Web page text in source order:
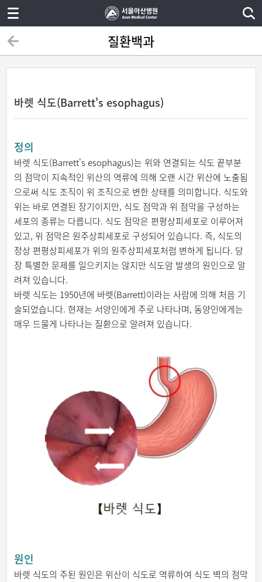
질환백과
바렛 식도(Barrett's esophagus)
정의
바렛 식도(Barrett's esophagus)는 위와 연결되는 식도 끝부분
의 점막이 지속적인 위산의 역류에 의해 오랜 시간 위산에 노출됨
으로써 식도 조직이 위 조직으로 변한 상태를 의미합니다. 식도와
위는 바로 연결된 장기이지만, 식도 점막과 위 점막을 구성하는
세포의 종류는 다릅니다. 식도 점막은 편평상피세포로 이루어져
있고, 위 점막은 원주상피세포로 구성되어 있습니다. 즉, 식도의
정상 편평상피세포가 위의 원주상피세포처럼 변하게 됩니다. 당
장 특별한 문제를 일으키지는 않지만 식도암 발생의 원인으로 알
려져 있습니다.
바렛 식도는 1950년에 바렛(Barrett)이라는 사람에 의해 처음 기
술되었습니다. 현재는 서양인에게 주로 나타나며, 동양인에게는
매우 드물게 나타나는 질환으로 알려져 있습니다.
원인
바렛 식도의 주된 원인은 위산이 식도로 역류하여 식도 벽의 점막